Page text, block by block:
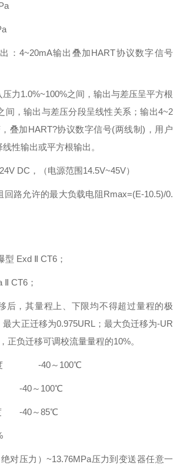
：4~20mA输出叠加HART协议数字信号
力1.0%~100%之间，输出与差压呈平方根
间，输出与差压分段呈线性关系；输出4~2
叠加HART?协议数字信号(两线制)，用户
性输出或平方根输出。
DC，（电源范围14.5V~45V）
回路允许的最大负载电阻Rmax=(E-10.5)/0.
Exd Ⅱ CT6；
；
后，其量程上、下限均不得超过量程的极
大正迁移为0.975URL；最大负迁移为-UR
正负迁移可调校流量量程的10%。
度 -40～100℃
～100℃
-40～85℃
对压力）~13.76MPa压力到变送器任意一